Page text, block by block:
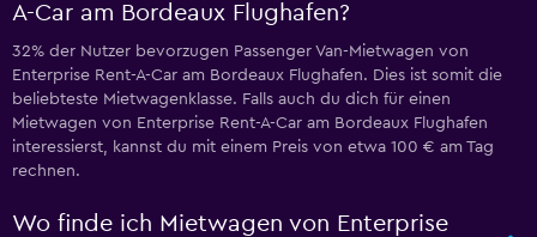
A-Car am Bordeaux Flughafen?
32% der Nutzer bevorzugen Passenger Van-Mietwagen von
Enterprise Rent-A-Car am Bordeaux Flughafen. Dies ist somit die
beliebteste Mietwagenklasse. Falls auch du dich für einen
Mietwagen von Enterprise Rent-A-Car am Bordeaux Flughafen
interessierst, kannst du mit einem Preis von etwa 100 € am Tag
rechnen.
Wo finde ich Mietwagen von Enterprise